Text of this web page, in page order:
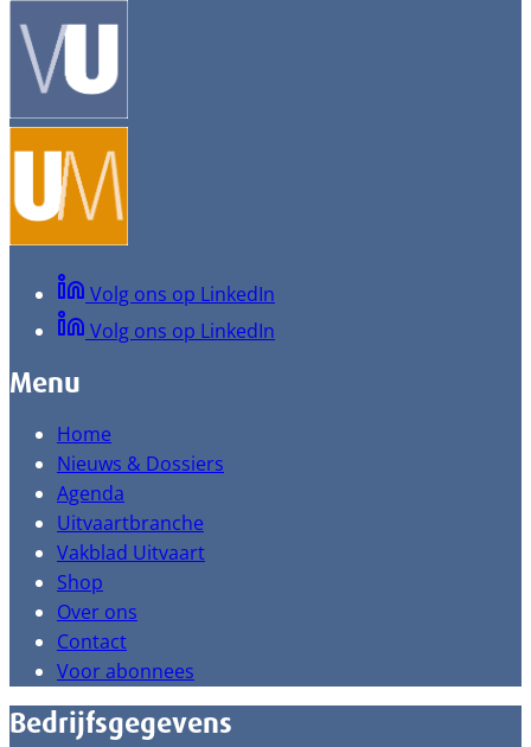
Volg ons op LinkedIn
Volg ons op LinkedIn
Menu
Home
Nieuws & Dossiers
Agenda
Uitvaartbranche
Vakblad Uitvaart
Shop
Over ons
Contact
Voor abonnees
Bedrijfsgegevens